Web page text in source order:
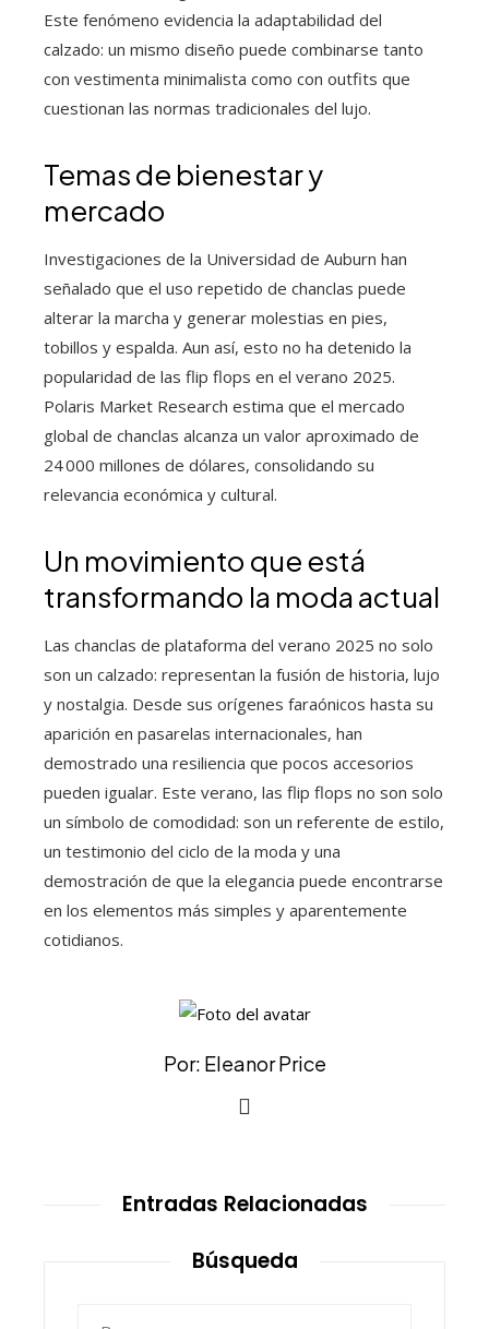
Este fenómeno evidencia la adaptabilidad del
calzado: un mismo diseño puede combinarse tanto
con vestimenta minimalista como con outfits que
cuestionan las normas tradicionales del lujo.
Temas de bienestar y
mercado
Investigaciones de la Universidad de Auburn han
señalado que el uso repetido de chanclas puede
alterar la marcha y generar molestias en pies,
tobillos y espalda. Aun así, esto no ha detenido la
popularidad de las flip flops en el verano 2025.
Polaris Market Research estima que el mercado
global de chanclas alcanza un valor aproximado de
24 000 millones de dólares, consolidando su
relevancia económica y cultural.
Un movimiento que está
transformando la moda actual
Las chanclas de plataforma del verano 2025 no solo
son un calzado: representan la fusión de historia, lujo
y nostalgia. Desde sus orígenes faraónicos hasta su
aparición en pasarelas internacionales, han
demostrado una resiliencia que pocos accesorios
pueden igualar. Este verano, las flip flops no son solo
un símbolo de comodidad: son un referente de estilo,
un testimonio del ciclo de la moda y una
demostración de que la elegancia puede encontrarse
en los elementos más simples y aparentemente
cotidianos.
Por: Eleanor Price
Entradas Relacionadas
Búsqueda